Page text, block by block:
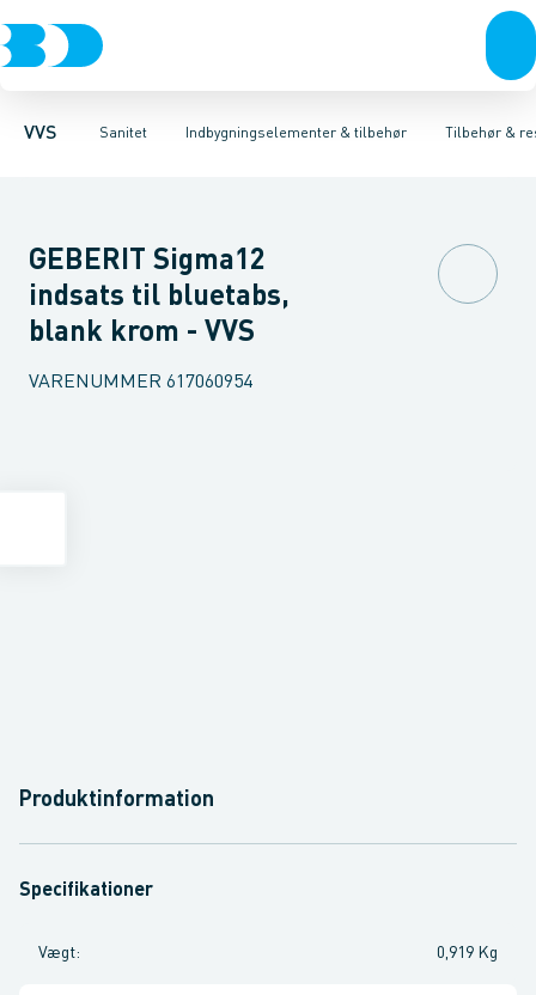
VVS Sanitet
Rør & fittingsPressfittings & rørKuglehaner & ventilerAfløb
Indbygningselementer & tilbehør
Toiletter, sæder og cisternerVaskeArmaturerBrusereTilbehør &
Høje Indbygnings elementerLave Indbygnings elementer
GEBERIT Sigma12
indsats til bluetabs,
blank krom - VVS
VARENUMMER 617060954
Produktinformation
Specifikationer
Vægt: 0,919 Kg